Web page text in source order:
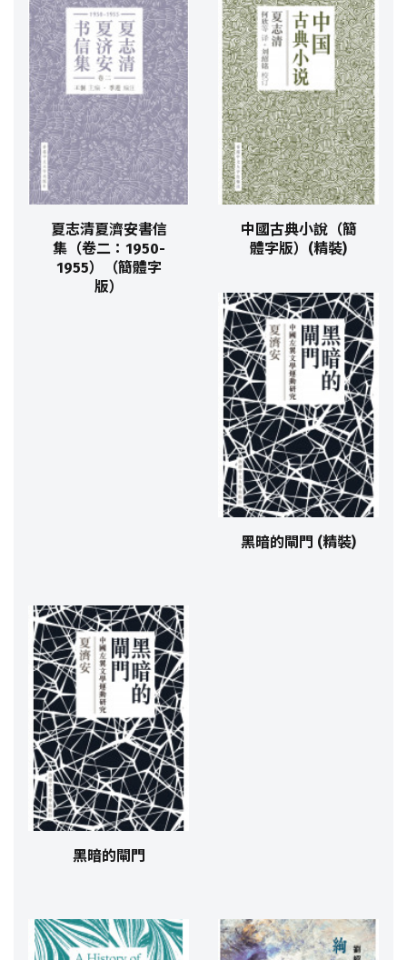
夏志清夏濟安書信
集（卷二：1950-
1955）（簡體字
版）
中國古典小說（簡
體字版）(精裝)
黑暗的閘門 (精裝)
黑暗的閘門